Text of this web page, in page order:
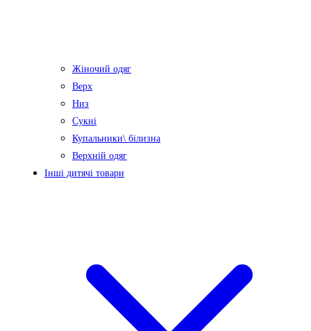
Жіночий одяг
Верх
Низ
Сукні
Купальники\ білизна
Верхній одяг
Інші дитячі товари